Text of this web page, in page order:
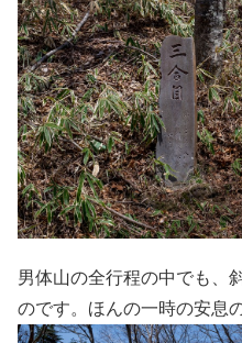
男体山の全行程の中でも、
のです。ほんの一時の安息